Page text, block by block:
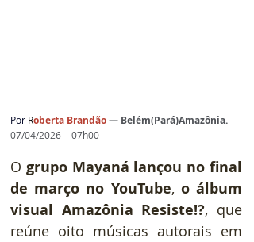
Por Roberta Brandão — Belém(Pará)Amazônia.
07/04/2026 -  07h00
O grupo Mayaná lançou no final
de março no YouTube, o álbum
visual Amazônia Resiste!?, que
reúne oito músicas autorais em